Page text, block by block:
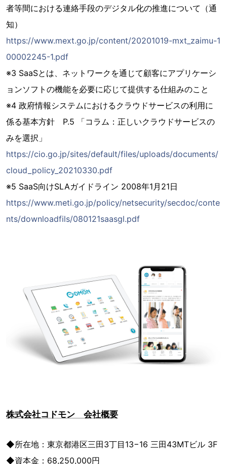
者等間における連絡手段のデジタル化の推進について（通
知）
https://www.mext.go.jp/content/20201019-mxt_zaimu-1
00002245-1.pdf
※3 SaaSとは、ネットワークを通じて顧客にアプリケーシ
ョンソフトの機能を必要に応じて提供する仕組みのこと
※4 政府情報システムにおけるクラウドサービスの利用に
係る基本方針 P.5 「コラム：正しいクラウドサービスの
みを選択」
https://cio.go.jp/sites/default/files/uploads/documents/
cloud_policy_20210330.pdf
※5 SaaS向けSLAガイドライン 2008年1月21日
https://www.meti.go.jp/policy/netsecurity/secdoc/conte
nts/downloadfils/080121saasgl.pdf
株式会社コドモン 会社概要
◆所在地：東京都港区三田3丁目13−16 三田43MTビル 3F
◆資本金：68,250,000円